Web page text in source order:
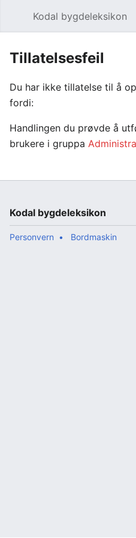
Kodal bygdeleksikon
Tillatelsesfeil
Du har ikke tillatelse til å
fordi:
Handlingen du prøvde å
brukere i gruppa
Kodal bygdeleksikon
Personvern Bordmaskin